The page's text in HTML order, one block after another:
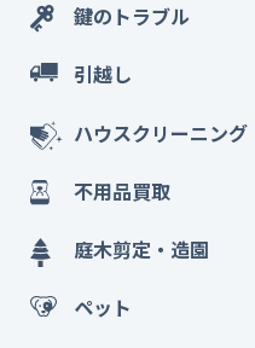
鍵のトラブル
引越し
ハウスクリーニング
不用品買取
庭木剪定・造園
ペット